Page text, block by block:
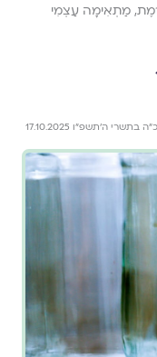
מַתְאִימָה עַצְמִי
כ״ה בתשרי ה׳תשפ״ו 17.10.2025